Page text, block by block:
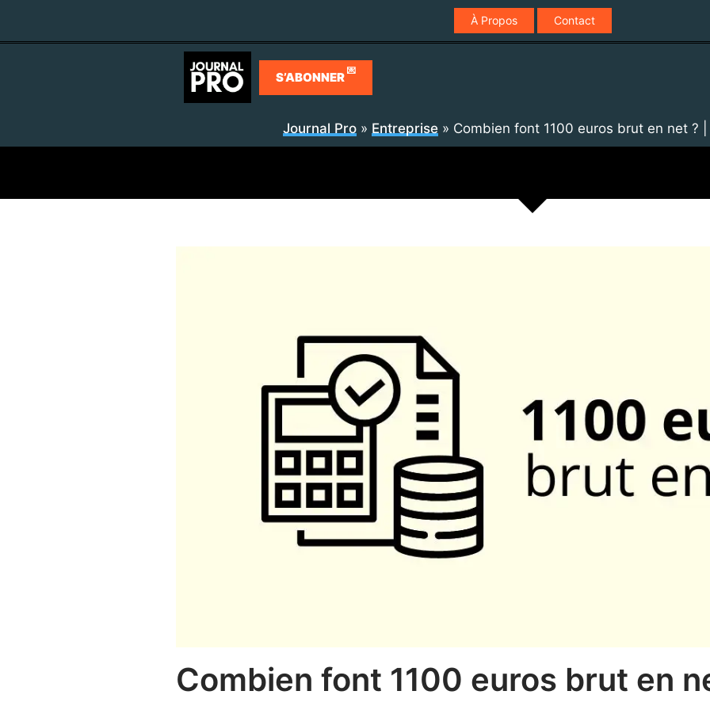
contenu
À Propos Contact
S’ABONNER 💌
Journal Pro» Entreprise» Combien font 1100 euros brut en net ?
Combien font 1100 euros brut en